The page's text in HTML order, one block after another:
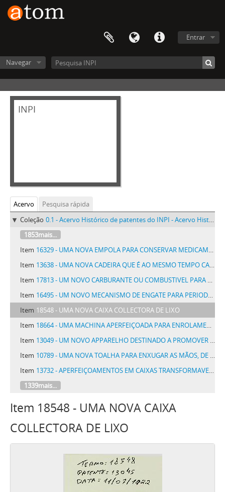
Entrar
Navegar
INPI
Acervo
Pesquisa rápida
Coleção 0.1 - Acervo Histórico de patentes do INPI - Acervo Histórico de patentes do INPI
1853mais...
Item 16329 - UMA NOVA EMPOLA PARA CONSERVAR MEDICAMENTOS E OUTRAS SUBSTANCIAS
Item 13638 - UMA NOVA CADEIRA QUE É AO MESMO TEMPO CABIDE DENOMINADA CADEIRA CABIDE
Item 17813 - UM NOVO CARBURANTE OU COMBUSTIVEL PARA MOTORES DE EXPLOSÃO
Item 16495 - UM NOVO MECANISMO DE ENGATE PARA PERIODOS DE TRANSIÇÃO
Item 18548 - UMA NOVA CAIXA COLLECTORA DE LIXO
Item 18664 - UMA MACHINA APERFEIÇOADA PARA ENROLAMENTO E COLLAÇÃO DE MORTALHAS DE PAPEL, PALHA OU FOLHA DE FUMO, PARA CIGARROS, DENOMINADA MACHINA NACIONAL
Item 13049 - UM NOVO APPARELHO DESTINADO A PROMOVER A PROPAGANDA DE CASAS DE DIVERSOES E ESPECTACULOS
Item 10789 - UMA NOVA TOALHA PARA ENXUGAR AS MÃOS, DE PAPEL, DE FABRICAÇÃO APROPRIADA E CUSTO MUITO REDUZIDO
Item 13732 - APERFEIÇOAMENTOS EM CAIXAS TRANSFORMAVEIS DE VEHICULOS DE TRANSPORTE
1339mais...
Item 18548 - UMA NOVA CAIXA
COLLECTORA DE LIXO